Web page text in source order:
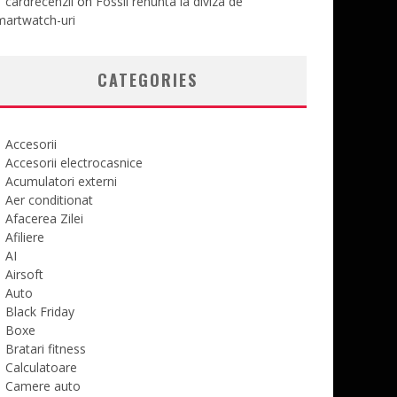
uri
CATEGORIES
Accesorii
Accesorii electrocasnice
Acumulatori externi
Aer conditionat
Afacerea Zilei
Afiliere
AI
Airsoft
Auto
Black Friday
Boxe
Bratari fitness
Calculatoare
Camere auto